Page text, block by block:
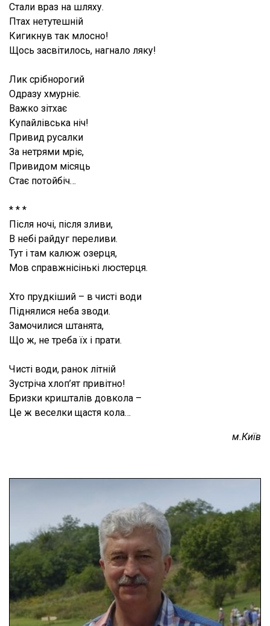
Стали враз на шляху.
Птах нетутешній
Кигикнув так млосно!
Щось засвітилось, нагнало ляку!
Лик срібнорогий
Одразу хмурніє.
Важко зітхає
Купайлівська ніч!
Привид русалки
За нетрями мріє,
Привидом місяць
Стає потойбіч…
* * *
Після ночі, після зливи,
В небі райдуг переливи.
Тут і там калюж озерця,
Мов справжнісінькі люстерця.
Хто прудкіший – в чисті води
Піднялися неба зводи.
Замочилися штанята,
Що ж, не треба їх і прати.
Чисті води, ранок літній
Зустріча хлоп’ят привітно!
Бризки кришталів довкола –
Це ж веселки щастя кола…
м.Київ